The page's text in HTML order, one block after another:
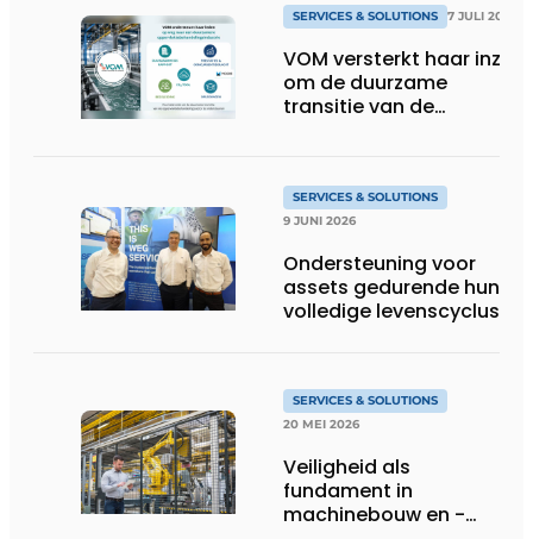
SERVICES & SOLUTIONS 7 JULI 2026
VOM versterkt haar inzet
om de duurzame
transitie van de
SERVICES & SOLUTIONS
9 JUNI 2026
Ondersteuning voor
assets gedurende hun
volledige levenscyclus
SERVICES & SOLUTIONS
20 MEI 2026
Veiligheid als
fundament in
machinebouw en -